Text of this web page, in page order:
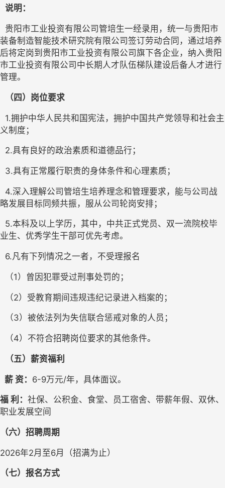
说明：
装备制造智能技术研究院有限公司签订劳动合同，通过培养
后将定岗到贵阳市工业投资有限公司旗下各企业，纳入贵阳
市工业投资有限公司中长期人才队伍梯队建设后备人才进行
管理。
（四）岗位要求
1.拥护中华人民共和国宪法，拥护中国共产党领导和社会主
义制度 ；
2.具有良好的政治素质和道德品行 ；
3.具有正常履行职责的身体条件和心理素质 ；
4.深入理解公司管培生培养理念和管理要求，能与公司战
略发展目标同频共振，服从公司轮岗安排 ；
5.本科及以上学历 ， 其中， 中共正式党员、双一流院校毕
业生、优秀学生干部可优先考虑。
6.凡有下列情况之一者，不受理报名
  （
1）曾因犯罪受过刑事处罚的 ；
  （
2）受教育期间违规违纪记录进入档案的 ；
  （
3）被依法列为失信联合惩戒对象的人员 ；
  （
4）不符合招聘岗位要求的其他条件。
（五）薪资福利
薪 资： 6-9万元/年，具体面议。
福 利： 社保、公积金、食堂、员工宿舍、带薪年假、双休、
职业发展空间
（六）招聘周期
2026年2月至6月 （招满为止）
（七） 报名方式